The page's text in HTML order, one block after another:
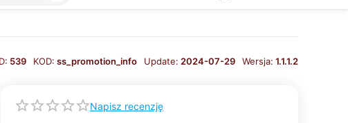
539 KOD: ss_promotion_info Update: 2024-07-29 Wersja: 1.1.1.2
Napisz recenzję